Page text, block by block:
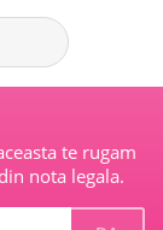
te rugam
nota legala.